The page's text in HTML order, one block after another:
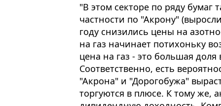
"В этом секторе по ряду
частности по "Акрону"
году снизились цены на
на газ начинает потихоньку
цена на газ - это большая
Соответственно, есть
"Акрона" и "Дорогобужа"
торгуются в плюсе. К тому же,